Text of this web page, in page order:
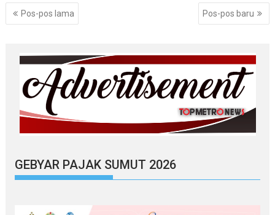
Navigasi
pos
Pos-pos lama Pos-pos baru
GEBYAR PAJAK SUMUT 2026